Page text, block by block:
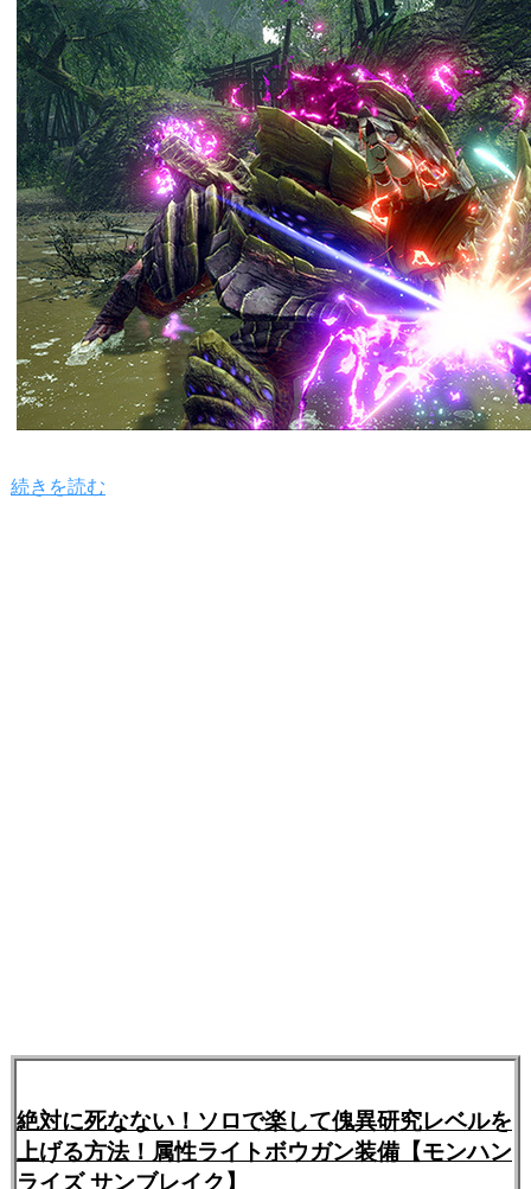
続きを読む
絶対に死なない！ソロで楽して傀異研究レベルを
上げる方法！属性ライトボウガン装備【モンハン
ライズ サンブレイク】